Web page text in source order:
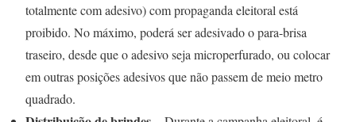
totalmente com adesivo) com propaganda eleitoral está
proibido. No máximo, poderá ser adesivado o para-brisa
traseiro, desde que o adesivo seja microperfurado, ou colocar
em outras posições adesivos que não passem de meio metro
quadrado.